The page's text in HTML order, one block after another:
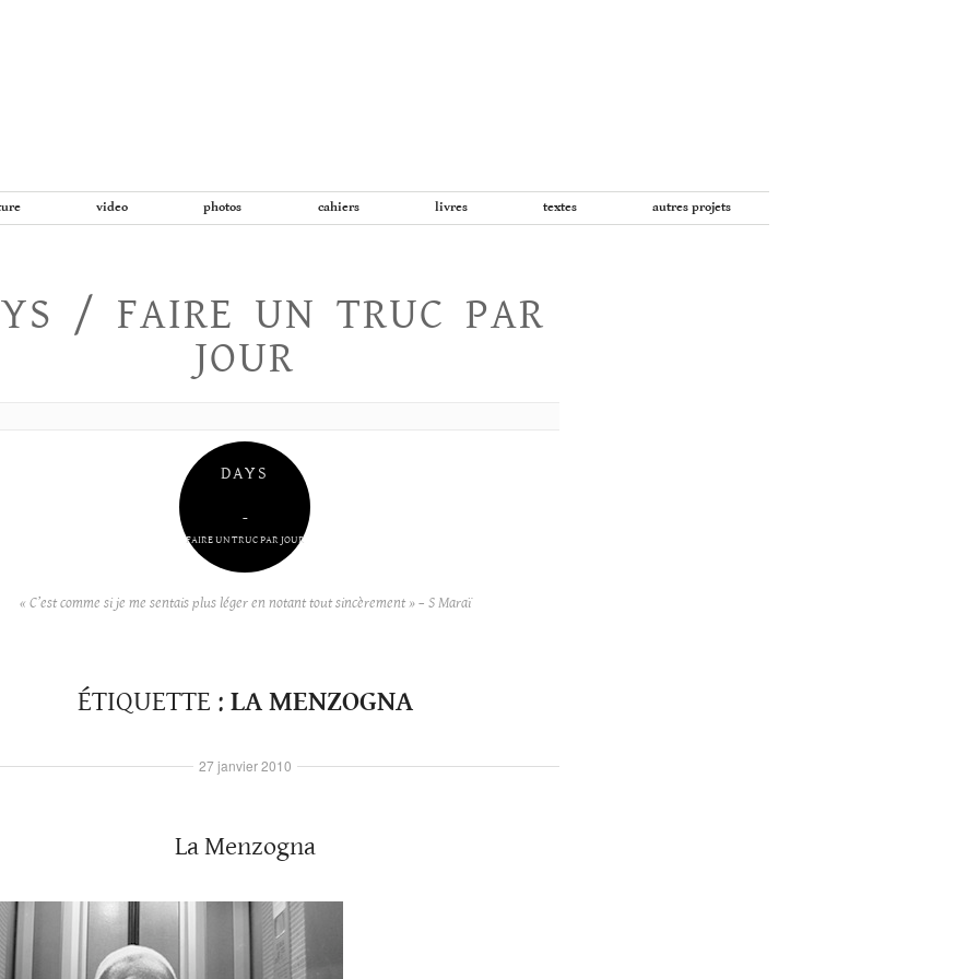
video photos cahiers livres textes autres projets
/ FAIRE UN TRUC PAR
JOUR
DAYS
–
FAIRE UN TRUC PAR JOUR
« C’est comme si je me sentais plus léger en notant tout sincèrement » – S Maraï
ÉTIQUETTE : LA MENZOGNA
La Menzogna
27 janvier 2010